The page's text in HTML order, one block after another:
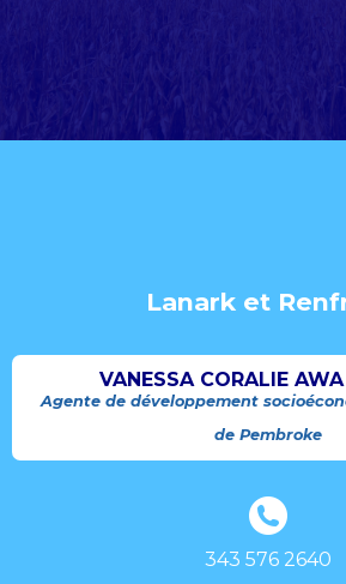
Lanark et
VANESSA CORALIE
Agente de développement
de Pembroke
343 576 2640